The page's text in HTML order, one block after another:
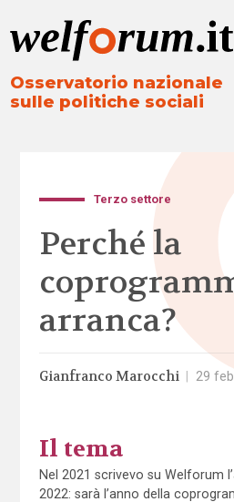
Osservatorio nazionale
sulle politiche sociali
Terzo settore
Perché la
arranca?
Gianfranco Marocchi 29
Il tema
Nel 2021 scrivevo su Welforum
2022: sarà l’anno della